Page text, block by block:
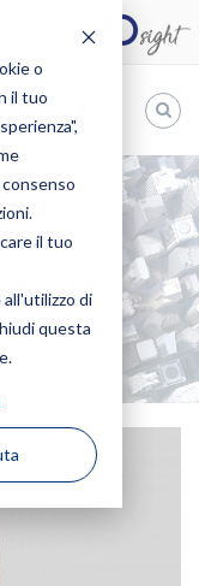
o
il tuo
il tuo
di
questa